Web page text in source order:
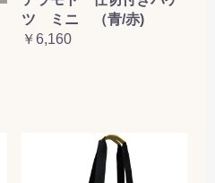
ツ ミニ （青/赤)
￥6,160